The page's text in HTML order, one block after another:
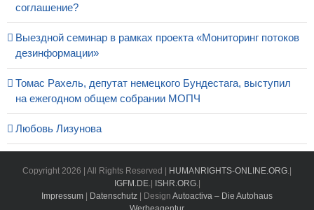
соглашение?
Выездной семинар в рамках проекта «Мониторинг потоков
дезинформации»
Томас Рахель, депутат немецкого Бундестага, выступил
на ежегодном общем собрании МОПЧ
Любовь Лизунова
Copyright 2026 | All Rights Reserved | HUMANRIGHTS-ONLINE.ORG .|
IGFM.DE.| ISHR.ORG.|
Impressum | Datenschutz | Design Autoactiva – Die Autohaus